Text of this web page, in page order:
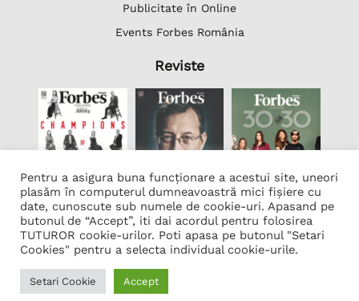
Publicitate în Online
Events Forbes România
Reviste
Lista Firme
Transcription Software Vatis Tech
Găzduire web
Pentru a asigura buna funcționare a acestui site, uneori
plasăm în computerul dumneavoastră mici fișiere cu
date, cunoscute sub numele de cookie-uri. Apasand pe
butonul de “Accept”, iti dai acordul pentru folosirea
TUTUROR cookie-urilor. Poti apasa pe butonul "Setari
Cookies" pentru a selecta individual cookie-urile.
Setari Cookie Accept